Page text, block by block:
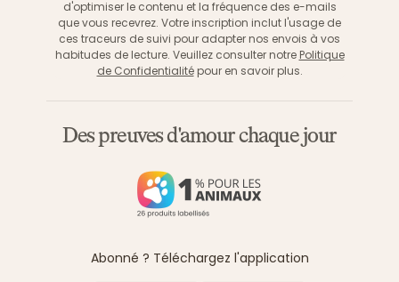
d'optimiser le contenu et la fréquence des e-mails
que vous recevrez. Votre inscription inclut l'usage de
ces traceurs de suivi pour adapter nos envois à vos
habitudes de lecture. Veuillez consulter notre Politique
de Confidentialitépour en savoir plus.
Des preuves d'amour chaque jour
Abonné ? Téléchargez l'application